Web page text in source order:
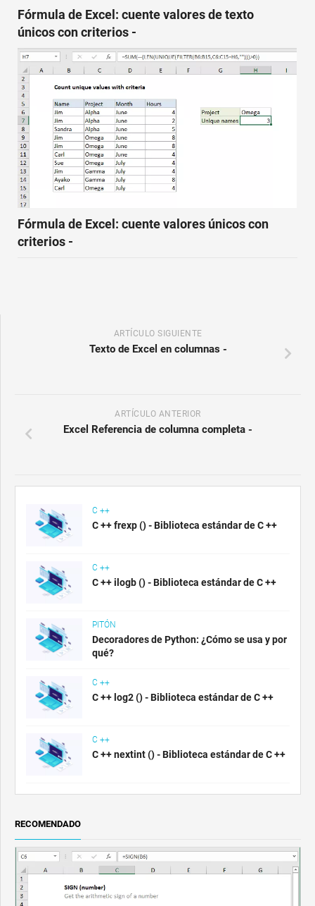
Fórmula de Excel: cuente valores de texto
únicos con criterios -
Fórmula de Excel: cuente valores únicos con
criterios -
ARTÍCULO SIGUIENTE
Texto de Excel en columnas -
ARTÍCULO ANTERIOR
Excel Referencia de columna completa -
C ++
C ++ frexp () - Biblioteca estándar de C ++
C ++
C ++ ilogb () - Biblioteca estándar de C ++
PITÓN
Decoradores de Python: ¿Cómo se usa y por
qué?
C ++
C ++ log2 () - Biblioteca estándar de C ++
C ++
C ++ nextint () - Biblioteca estándar de C ++
RECOMENDADO